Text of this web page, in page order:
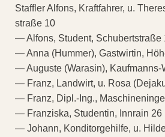
Staffler Alfons, Kraftfahrer, u.
straße 10
— Alfons, Student, Schubertstraße
— Anna (Hummer), Gastwirtin,
— Auguste (Warasin), Kaufmanns-
— Franz, Landwirt, u. Rosa
— Franz, Dipl.-Ing.,
— Franziska, Studentin, Innrain 26
— Johann, Konditorgehilfe, u.